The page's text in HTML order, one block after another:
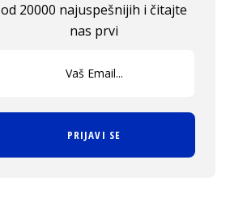
od 20000 najuspešnijih i čitajte
nas prvi
PRIJAVI SE